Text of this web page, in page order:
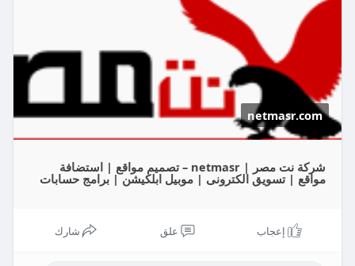
netmasr.com
شركة نت مصر | netmasr – تصميم مواقع | استضافة
مواقع | تسويق الكترونى | موبيل ابلكيشن | برامج حسابات
إعجاب علق شارك